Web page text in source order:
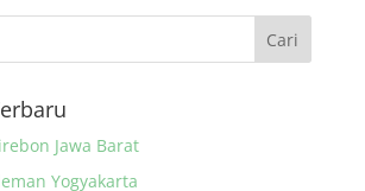
Jawa Barat
Yogyakarta